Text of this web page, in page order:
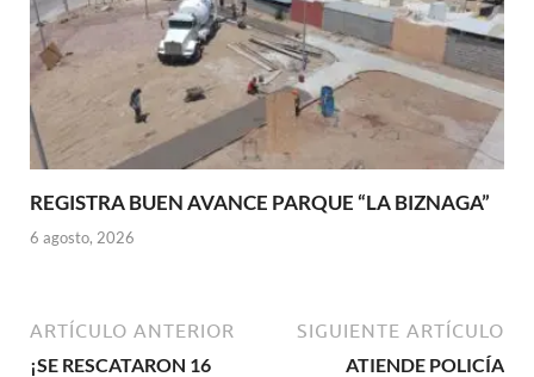
REGISTRA BUEN AVANCE PARQUE “LA BIZNAGA”
6 agosto, 2026
ARTÍCULO ANTERIOR
¡SE RESCATARON 16
SIGUIENTE ARTÍCULO
ATIENDE POLICÍA